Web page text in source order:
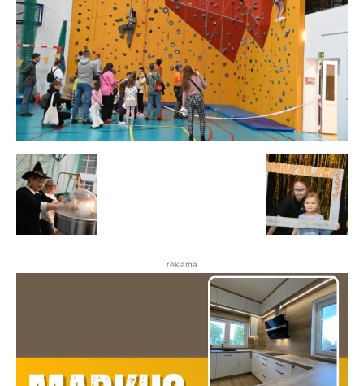
reklama